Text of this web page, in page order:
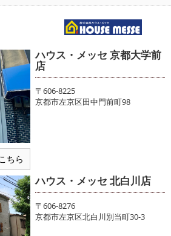
ちら
ハウス・メッセ 京都大学前
店
〒606-8225
京都市左京区田中門前町98
ハウス・メッセ 北白川店
〒606-8276
京都市左京区北白川別当町30-3